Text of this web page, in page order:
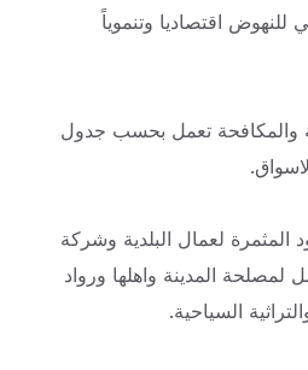
اقتصاديا وتنموياً
والمكافحة تعمل بحسب جدول
المثمرة لعمال البلدية وشركة
لمصلحة المدينة واهلها ورواد
السياحية.